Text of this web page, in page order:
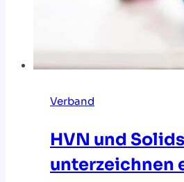
Verband
HVN und
unterzeichnen